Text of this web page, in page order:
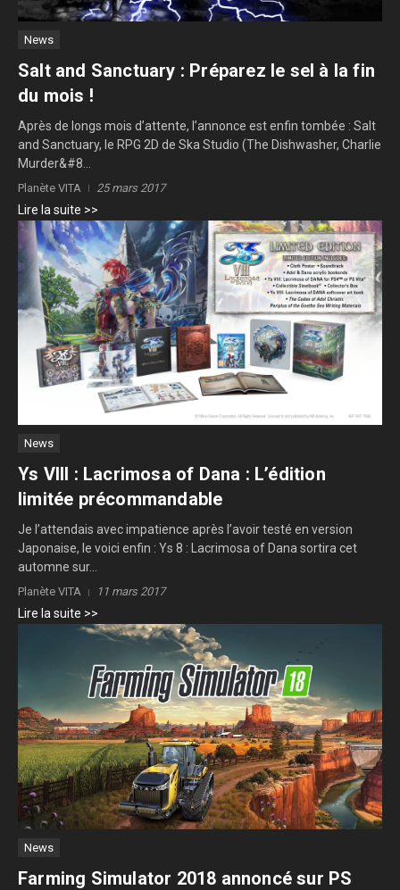
News
Salt and Sanctuary : Préparez le sel à la fin
du mois !
Après de longs mois d’attente, l’annonce est enfin tombée : Salt
and Sanctuary, le RPG 2D de Ska Studio (The Dishwasher, Charlie
Murder&#8...
Planète VITA 25 mars 2017
Lire la suite >>
News
Ys VIII : Lacrimosa of Dana : L’édition
limitée précommandable
Je l’attendais avec impatience après l’avoir testé en version
Japonaise, le voici enfin : Ys 8 : Lacrimosa of Dana sortira cet
automne sur...
Planète VITA 11 mars 2017
Lire la suite >>
News
Farming Simulator 2018 annoncé sur PS